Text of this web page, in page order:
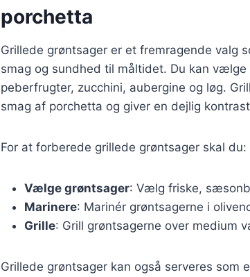
porchetta
Grillede grøntsager er et fremragende valg
smag og sundhed til måltidet. Du kan
peberfrugter, zucchini, aubergine og løg.
smag af porchetta og giver en dejlig
For at forberede grillede grøntsager skal du:
Vælge grøntsager: Vælg friske,
Marinere: Marinér grøntsagerne i
Grille: Grill grøntsagerne over medium
Grillede grøntsager kan også serveres som